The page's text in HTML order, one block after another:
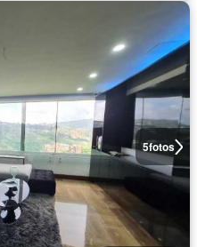
5fotos